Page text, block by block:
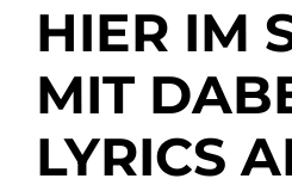
HIER IM
MIT
LYRICS